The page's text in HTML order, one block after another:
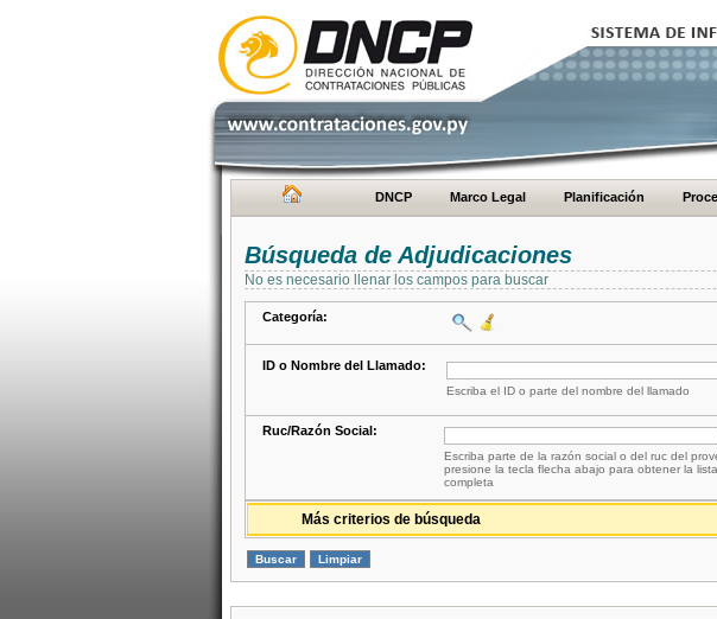
DNCP Marco Legal Planificación
Búsqueda de Adjudicaciones
No es necesario llenar los campos para buscar
Categoría:
ID o Nombre del Llamado:
Escriba el ID o parte del nombre del llamado
Ruc/Razón Social:
Escriba parte de la razón social o del ruc del
presione la tecla flecha abajo para obtener la lista
completa
Más criterios de búsqueda